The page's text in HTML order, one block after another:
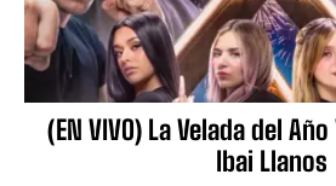
(EN VIVO) La Velada del
Ibai Llanos